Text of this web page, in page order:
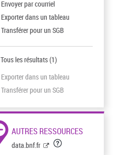
Envoyer par courriel
Exporter dans un tableau
Transférer pour un SGB
Tous les résultats(1)
Exporter dans un tableau
Transférer pour un SGB
AUTRES RESSOURCES
data.bnf.fr